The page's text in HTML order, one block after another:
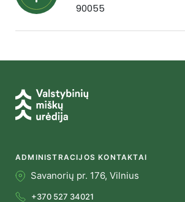
90055
ADMINISTRACIJOS KONTAKTAI
Savanorių pr. 176, Vilnius
+370 527 34021